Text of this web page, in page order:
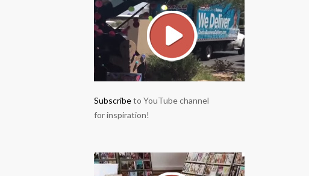
Subscribeto YouTube channel
for inspiration!